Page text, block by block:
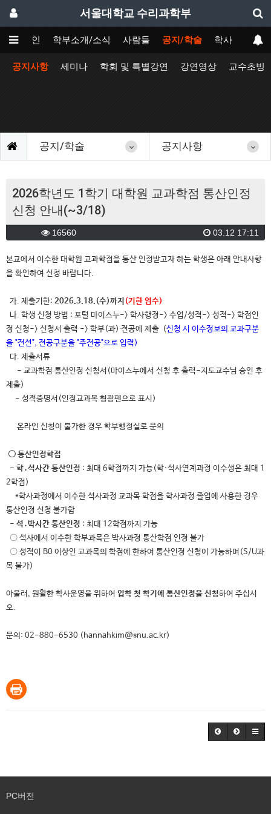
서울대학교 수리과학부
메인 학부소개/소식 사람들 공지/학술 학사
공지사항 세미나 학회 및 특별강연 강연영상 교수초빙
공지/학술 공지사항
2026학년도 1학기 대학원 교과학점 통산인정
신청 안내(~3/18)
16560 03.12 17:11
본교에서 이수한 대학원 교과학점을 통산 인정받고자 하는 학생은 아래 안내사항
을 확인하여 신청 바랍니다.
가. 제출기한: 2026.3.18.(수)까지 (기한 엄수)
나. 학생 신청 방법 : 포털 마이스누-> 학사행정-> 수업/성적-> 성적-> 학점인
정 신청-> 신청서 출력 -> 학부(과)∙전공에 제출 (신청 시 이수정보의 교과구분
을 "전선", 전공구분을 "주전공"으로 입력)
다. 제출서류
- 교과학점 통산인정 신청서(마이스누에서 신청 후 출력-지도교수님 승인 후
제출)
- 성적증명서(인정교과목 형광펜으로 표시)
온라인 신청이 불가한 경우 학부행정실로 문의
〇 통산인정학점
- 학․석사간 통산인정 : 최대 6학점까지 가능(학·석사연계과정 이수생은 최대 1
2학점)
*학사과정에서 이수한 석사과정 교과목 학점을 학사과정 졸업에 사용한 경우
통산인정 신청 불가함
- 석․박사간 통산인정 : 최대 12학점까지 가능
〇 석사에서 이수한 학부과목은 박사과정 통산학점 인정 불가
〇 성적이 B0 이상인 교과목의 학점에 한하여 통산인정 신청이 가능하며(S/U과
목 불가)
아울러, 원활한 학사운영을 위하여 입학 첫 학기에 통산인정을 신청하여 주십시
오.
문의: 02-880-6530 (hannahkim@snu.ac.kr)
PC버전